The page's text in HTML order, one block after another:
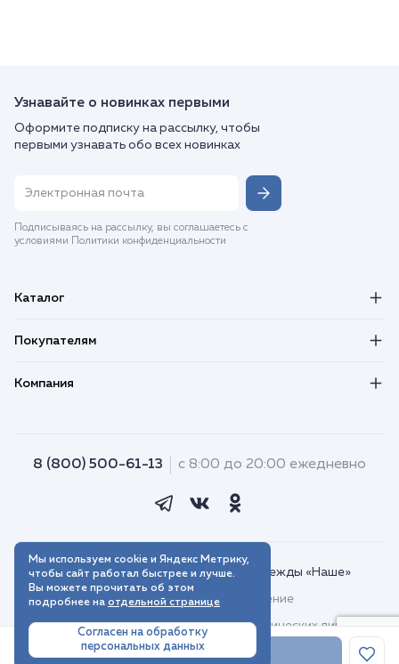
В корзину
Узнавайте о новинках первыми
Оформите подписку на рассылку, чтобы
первыми узнавать обо всех новинках
Подписываясь на рассылку, вы соглашаетесь с
условиями Политики конфиденциальности
Каталог
Покупателям
Компания
8 (800) 500-61-13 с 8:00 до 20:00 ежедневно
© 2018–2026. Интернет-магазин одежды «Наше»
Пользовательское соглашение
Договор присоединения для юридических лиц
Политика обработки персональных данных
Мы используем cookie и Яндекс Метрику,
чтобы сайт работал быстрее и лучше.
Вы можете прочитать об этом
подробнее на отдельной странице
Согласен на обработку
персональных данных